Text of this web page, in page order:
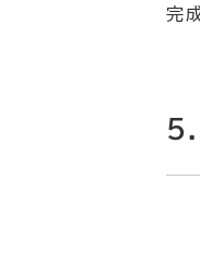
完
5.